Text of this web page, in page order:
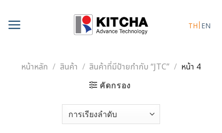
content
TH EN
หน้าหลัก / สินค้า / สินค้าที่มีป้ายกำกับ “JTC” / หน้า 4
คัดกรอง